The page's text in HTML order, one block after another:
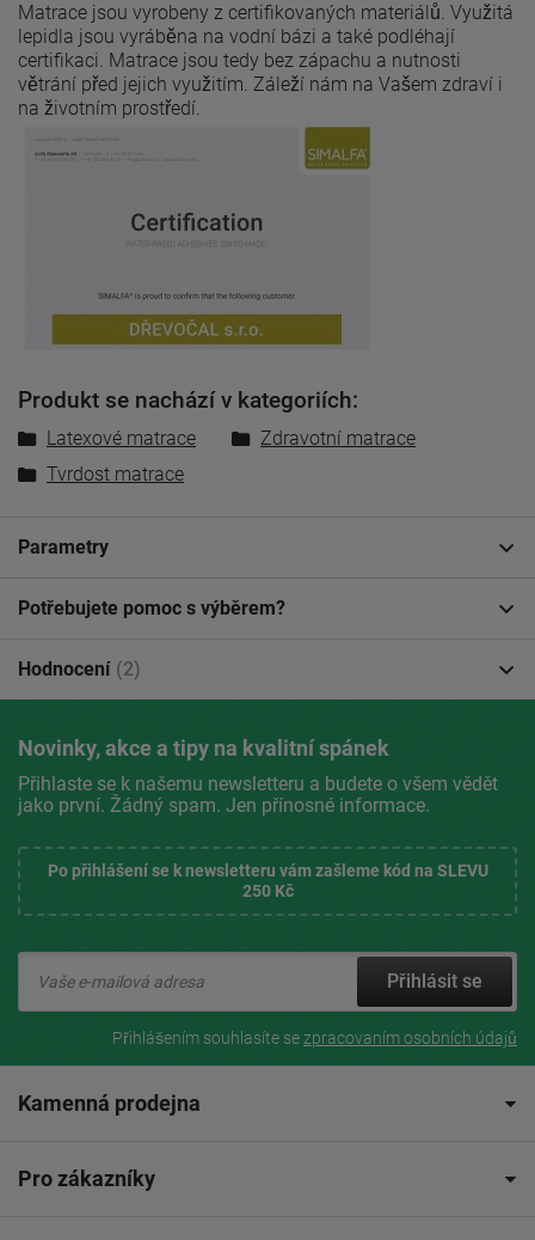
Matrace jsou vyrobeny z certifikovaných materiálů. Využitá
lepidla jsou vyráběna na vodní bázi a také podléhají
certifikaci. Matrace jsou tedy bez zápachu a nutnosti
větrání před jejich využitím. Záleží nám na Vašem zdraví i
na životním prostředí.
Produkt se nachází v kategoriích:
Latexové matrace
Zdravotní matrace
Tvrdost matrace
Parametry
Potřebujete pomoc s výběrem?
Hodnocení (2)
Novinky, akce a tipy na kvalitní spánek
Přihlaste se k našemu newsletteru a budete o všem vědět
jako první. Žádný spam. Jen přínosné informace.
Po přihlášení se k newsletteru vám zašleme kód na SLEVU
250 Kč
Přihlásit se
Přihlášením souhlasíte sezpracovaním osobních údajů
Kamenná prodejna
Pro zákazníky